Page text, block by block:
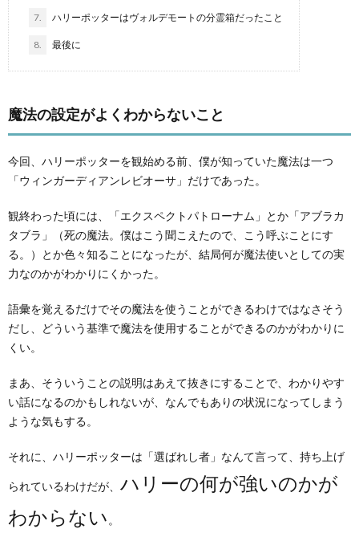
7. ハリーポッターはヴォルデモートの分霊箱だったこと
8. 最後に
魔法の設定がよくわからないこと
今回、ハリーポッターを観始める前、僕が知っていた魔法は一つ
「ウィンガーディアンレビオーサ」だけであった。
観終わった頃には、「エクスペクトパトローナム」とか「アブラカ
タブラ」（死の魔法。僕はこう聞こえたので、こう呼ぶことにす
る。）とか色々知ることになったが、結局何が魔法使いとしての実
力なのかがわかりにくかった。
語彙を覚えるだけでその魔法を使うことができるわけではなさそう
だし、どういう基準で魔法を使用することができるのかがわかりに
くい。
まあ、そういうことの説明はあえて抜きにすることで、わかりやす
い話になるのかもしれないが、なんでもありの状況になってしまう
ような気もする。
それに、ハリーポッターは「選ばれし者」なんて言って、持ち上げ
られているわけだが、 ハリーの何が強いのかが
わからない 。